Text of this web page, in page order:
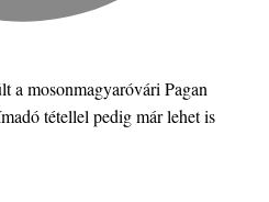
a mosonmagyaróvári Pagan
tétellel pedig már lehet is